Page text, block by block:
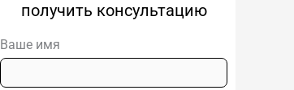
получить консультацию
Ваше имя